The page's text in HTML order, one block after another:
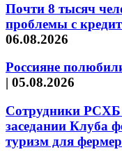
Почти 8 тысяч
проблемы с
06.08.2026
Россияне
| 05.08.2026
Сотрудники РСХБ
заседании Клуба
туризм для